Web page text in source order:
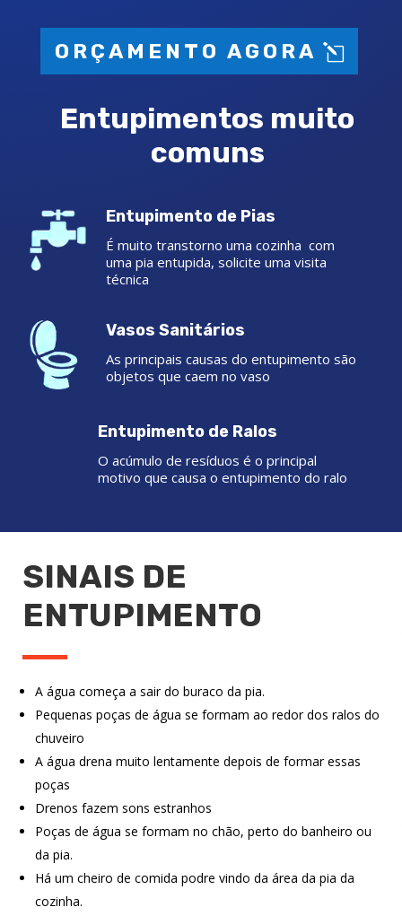
ORÇAMENTO AGORA
Entupimentos muito
comuns
Entupimento de Pias
É muito transtorno uma cozinha com
uma pia entupida, solicite uma visita
técnica
Vasos Sanitários
As principais causas do entupimento são
objetos que caem no vaso
Entupimento de Ralos
O acúmulo de resíduos é o principal
motivo que causa o entupimento do ralo
SINAIS DE
ENTUPIMENTO
A água começa a sair do buraco da pia.
Pequenas poças de água se formam ao redor dos ralos do
chuveiro
A água drena muito lentamente depois de formar essas
poças
Drenos fazem sons estranhos
Poças de água se formam no chão, perto do banheiro ou
da pia.
Há um cheiro de comida podre vindo da área da pia da
cozinha.